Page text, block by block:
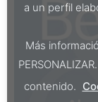
a un perfil
Más
contenido.